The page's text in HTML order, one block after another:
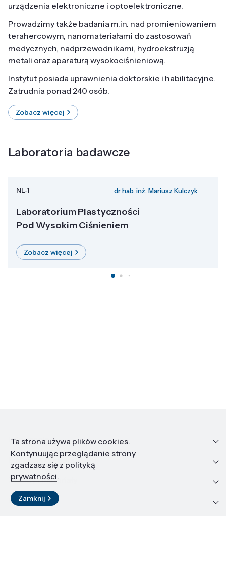
urządzenia elektroniczne i optoelektroniczne.
Prowadzimy także badania m.in. nad promieniowaniem
terahercowym, nanomateriałami do zastosowań
medycznych, nadprzewodnikami, hydroekstruzją
metali oraz aparaturą wysokociśnieniową.
Instytut posiada uprawnienia doktorskie i habilitacyjne.
Zatrudnia ponad 240 osób.
Zobacz więcej
Laboratoria badawcze
NL-1 dr hab. inż. Mariusz Kulczyk
Laboratorium Plastyczności
Pod Wysokim Ciśnieniem
Zobacz więcej
Informacje
Edukacja i kariera
Zasoby i materiały
Kontakt
Ta strona używa plików cookies.
Kontynuując przeglądanie strony
zgadzasz się z polityką
prywatności.
Zamknij